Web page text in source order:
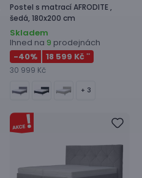
Postel s matracíAFRODITE ,
šedá, 180x200 cm
Skladem
Ihned na 9 prodejnách
-40% 18 599 Kč **
30 999 Kč
+ 3